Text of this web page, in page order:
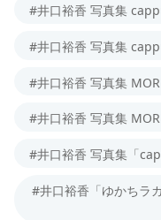
#井口裕香 写真集
#井口裕香 写真集
#井口裕香 写真集
#井口裕香 写真集
#井口裕香 写真集「
#井口裕香「ゆかちラ